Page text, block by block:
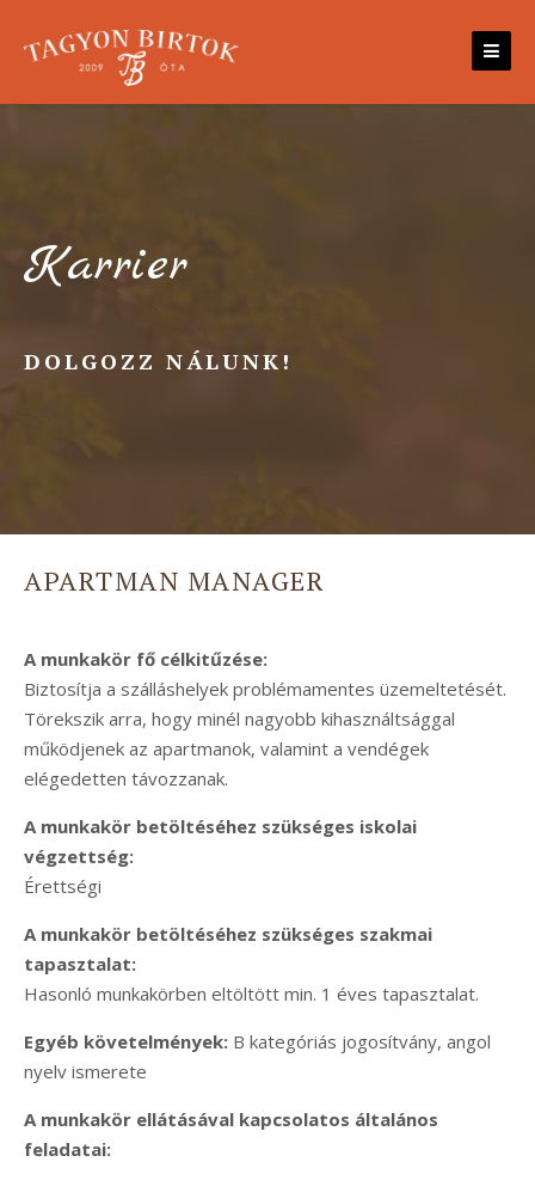
Karrier
DOLGOZZ NÁLUNK!
APARTMAN MANAGER
A munkakör fő célkitűzése:
Biztosítja a szálláshelyek problémamentes üzemeltetését.
Törekszik arra, hogy minél nagyobb kihasználtsággal
működjenek az apartmanok, valamint a vendégek
elégedetten távozzanak.
A munkakör betöltéséhez szükséges iskolai
végzettség:
Érettségi
A munkakör betöltéséhez szükséges szakmai
tapasztalat:
Hasonló munkakörben eltöltött min. 1 éves tapasztalat.
Egyéb követelmények: B kategóriás jogosítvány, angol
nyelv ismerete
A munkakör ellátásával kapcsolatos általános
feladatai: